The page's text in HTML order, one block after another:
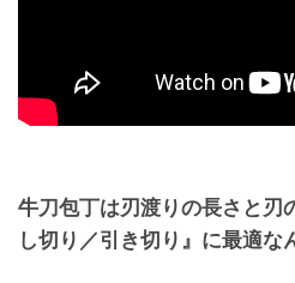
牛刀包丁は刃渡りの長さと刃
し切り／引き切り』に最適な